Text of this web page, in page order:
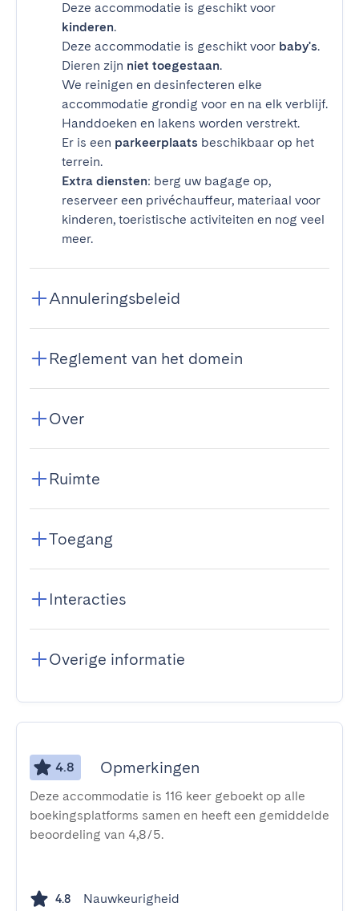
Deze accommodatie is geschikt voor
kinderen.
Deze accommodatie is geschikt voor baby's.
Dieren zijn niet toegestaan.
We reinigen en desinfecteren elke
accommodatie grondig voor en na elk verblijf.
Handdoeken en lakens worden verstrekt.
Er is een parkeerplaats beschikbaar op het
terrein.
Extra diensten: berg uw bagage op,
reserveer een privéchauffeur, materiaal voor
kinderen, toeristische activiteiten en nog veel
meer.
Annuleringsbeleid
Reglement van het domein
Over
Ruimte
Toegang
Interacties
Overige informatie
4.8 Opmerkingen
Deze accommodatie is 116 keer geboekt op alle
boekingsplatforms samen en heeft een gemiddelde
beoordeling van 4,8/5.
4.8 Nauwkeurigheid